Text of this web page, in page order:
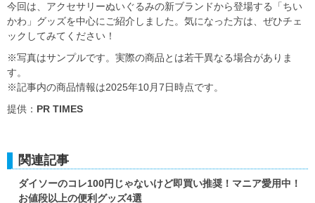
今回は、アクセサリーぬいぐるみの新ブランドから登場する「ちい
かわ」グッズを中心にご紹介しました。気になった方は、ぜひチェ
ックしてみてください！
※写真はサンプルです。実際の商品とは若干異なる場合がありま
す。
※記事内の商品情報は2025年10月7日時点です。
提供： PR TIMES
関連記事
ダイソーのコレ100円じゃないけど即買い推奨！マニア愛用中！
お値段以上の便利グッズ4選